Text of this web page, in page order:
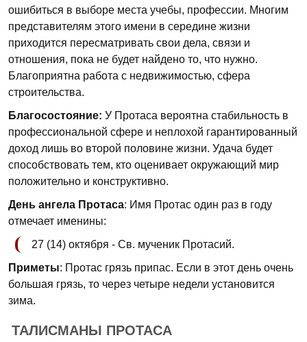
ошибиться в выборе места учебы, профессии. Многим
представителям этого имени в середине жизни
приходится пересматривать свои дела, связи и
отношения, пока не будет найдено то, что нужно.
Благоприятна работа с недвижимостью, сфера
строительства.
Благосостояние: У Протаса вероятна стабильность в
профессиональной сфере и неплохой гарантированный
доход лишь во второй половине жизни. Удача будет
способствовать тем, кто оценивает окружающий мир
положительно и конструктивно.
День ангела Протаса: Имя Протас один раз в году
отмечает именины:
27 (14) октября - Св. мученик Протасий.
Приметы: Протас грязь припас. Если в этот день очень
большая грязь, то через четыре недели установится
зима.
ТАЛИСМАНЫ ПРОТАСА